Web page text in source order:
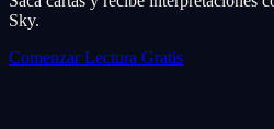
Sky.
Comenzar Lectura Gratis